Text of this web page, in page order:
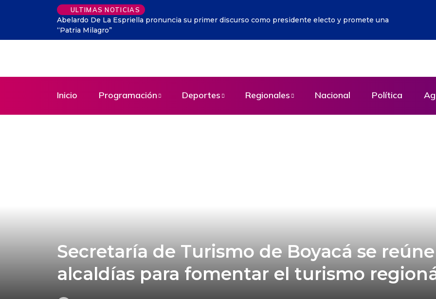
ULTIMAS NOTICIAS
primer discurso como presidente electo y promete una Colombia tendrá un nuevo festivo nacional en honor a la
Inicio Programación Deportes Regionales Nacional Política
Secretaría de Turismo de Boyacá se reúne
alcaldías para fomentar el turismo